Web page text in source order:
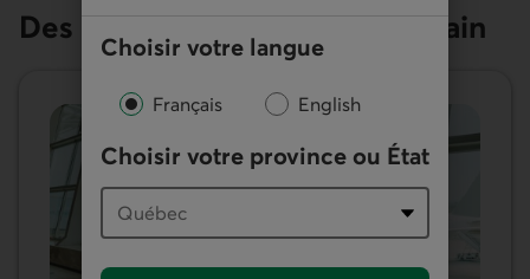
Choisir votre langue
Français English
Choisir votre province ou État
Des ressources à portée de main